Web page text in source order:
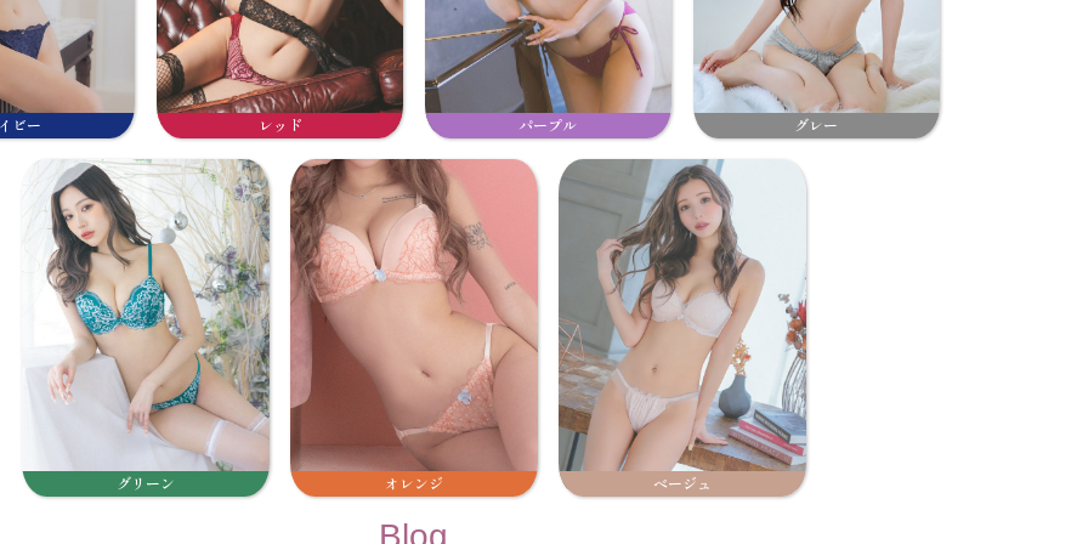
ビー レッド パープル グレー
グリーン オレンジ ベージュ